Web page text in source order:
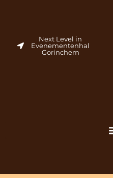
Next Level in
Evenementenhal
Gorinchem